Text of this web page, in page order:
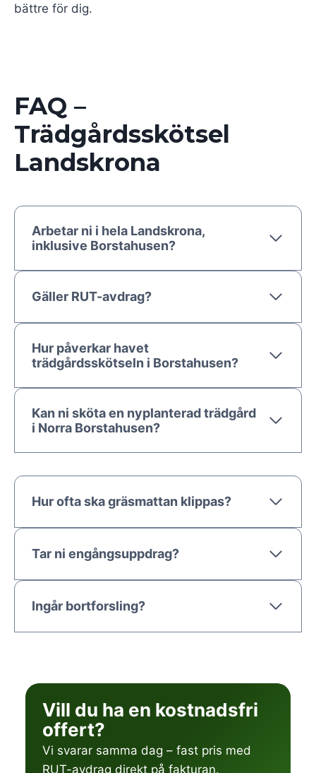
bättre för dig.
FAQ –
Trädgårdsskötsel
Landskrona
Arbetar ni i hela Landskrona,
inklusive Borstahusen?
Gäller RUT-avdrag?
Hur påverkar havet
trädgårdsskötseln i Borstahusen?
Kan ni sköta en nyplanterad trädgård
i Norra Borstahusen?
Hur ofta ska gräsmattan klippas?
Tar ni engångsuppdrag?
Ingår bortforsling?
Vill du ha en kostnadsfri
offert?
Vi svarar samma dag – fast pris med
RUT-avdrag direkt på fakturan.